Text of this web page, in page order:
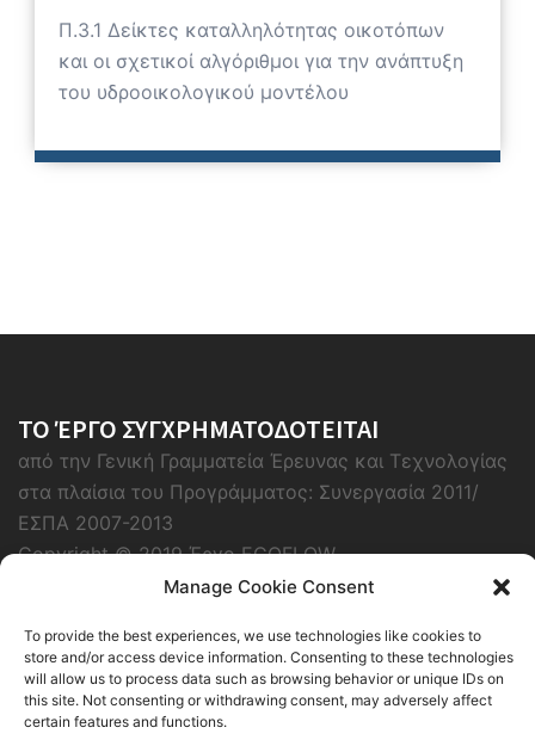
Manage Cookie Consent
To provide the best experiences, we use technologies like cookies to
store and/or access device information. Consenting to these technologies
will allow us to process data such as browsing behavior or unique IDs on
this site. Not consenting or withdrawing consent, may adversely affect
certain features and functions.
Π.3.1 Δείκτες καταλληλότητας οικοτόπων
και οι σχετικοί αλγόριθμοι για την ανάπτυξη
του υδροοικολογικού μοντέλου
ΤΟ ΈΡΓΟ ΣΥΓΧΡΗΜΑΤΟΔΟΤΕΙΤΑΙ
από την Γενική Γραμματεία Έρευνας και Τεχνολογίας
στα πλαίσια του Προγράμματος: Συνεργασία 2011/
ΕΣΠΑ 2007-2013
Copyright © 2019 Έργο ECOFLOW